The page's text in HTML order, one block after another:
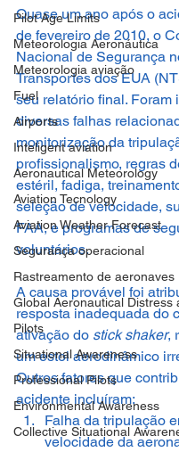
Pilot Age Limits
Meteorologia Aeronáutica
Meteorologia aviação
Fuel
Airports
Inteligent aviation
Aeronautical Meteorology
Aviation Tecnology
Aviation Weather Forecast
Segurança operacional
Rastreamento de aeronaves
Global Aeronautical Distress
Pilots
Situational Awareness
Professional Pilots
Environmental Awareness
Collective Situational
Quase um ano após o
de fevereiro de 2010, o
Nacional de Segurança
Transportes dos EUA
seu relatório final. Foram
diversas falhas
monitorização da
profissionalismo, regras
estéril, fadiga,
seleção de velocidade,
FAA, e programas de
voluntários.
A causa provável foi
resposta inadequada do
ativação do stick shaker,
um estol aerodinâmico
Outros fatores que
acidente incluíram:
Falha da tripulação
velocidade da